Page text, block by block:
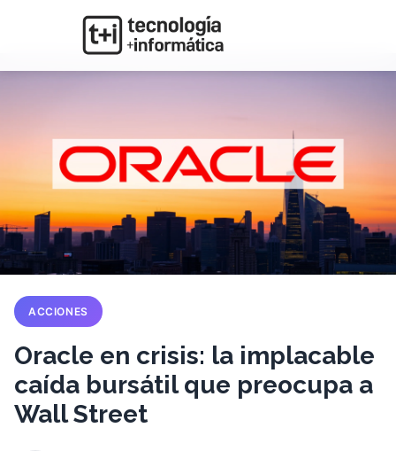
ACCIONES
Oracle en crisis: la implacable
caída bursátil que preocupa a
Wall Street